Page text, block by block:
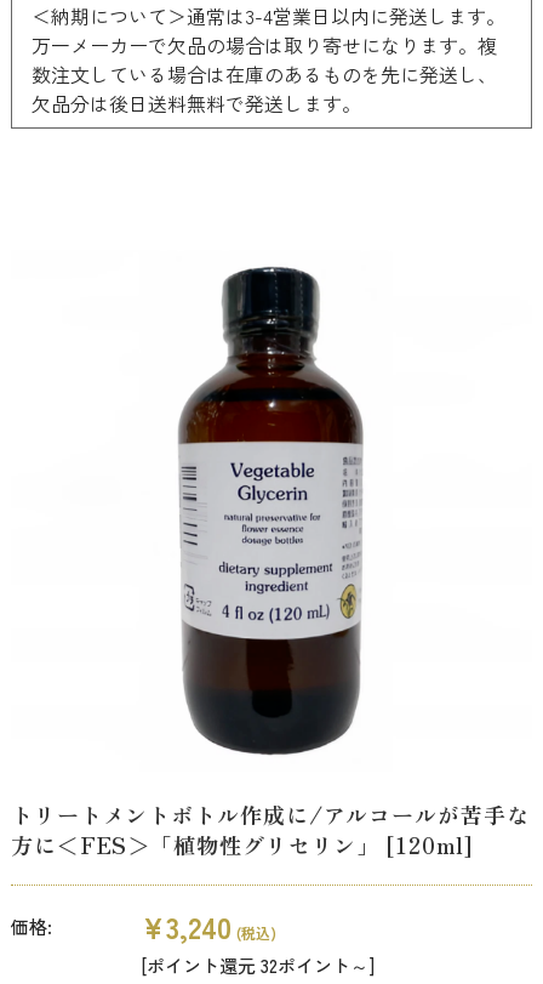
＜納期について＞通常は3-4営業日以内に発送します。
万一メーカーで欠品の場合は取り寄せになります。複
数注文している場合は在庫のあるものを先に発送し、
欠品分は後日送料無料で発送します。
トリートメントボトル作成に/アルコールが苦手な
方に＜FES＞「植物性グリセリン」 [120ml]
価格: ¥3,240 (税込)
[ポイント還元 32ポイント～]